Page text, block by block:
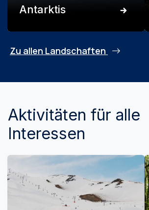
Antarktis
Zu allen Landschaften
Aktivitäten für alle
Interessen